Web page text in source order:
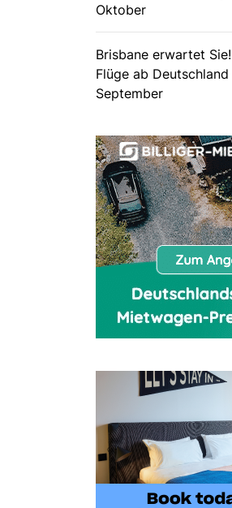
Oktober
Brisbane erwartet
Flüge ab
September